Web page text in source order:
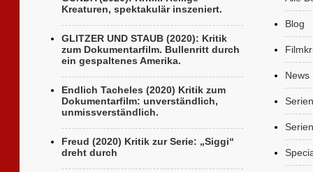
Kreaturen, spektakulär inszeniert.
GLITZER UND STAUB (2020): Kritik
zum Dokumentarfilm. Bullenritt durch
ein gespaltenes Amerika.
Endlich Tacheles (2020) Kritik zum
Dokumentarfilm: unverständlich,
unmissverständlich.
Freud (2020) Kritik zur Serie: „Siggi“
dreht durch
Blog
News
Serien